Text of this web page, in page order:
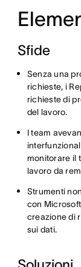
Sfide
Senza una
richieste, i
richieste di
del lavoro.
I team
monitorare il
lavoro da
Strumenti
con
creazione di
sui dati.